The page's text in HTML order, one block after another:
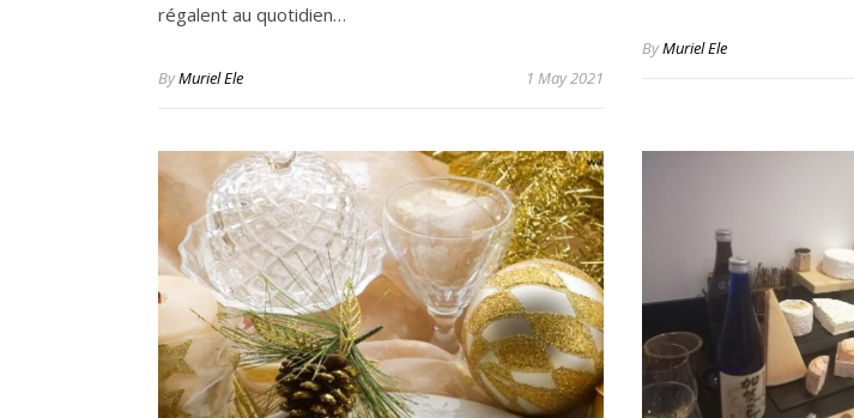
régalent au quotidien…
ByMuriel Ele 1 May 2021
ByMuriel Ele